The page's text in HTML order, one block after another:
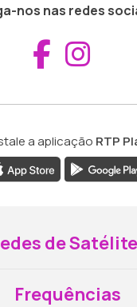
nos nas redes
a aplicação RTP
de
Frequências